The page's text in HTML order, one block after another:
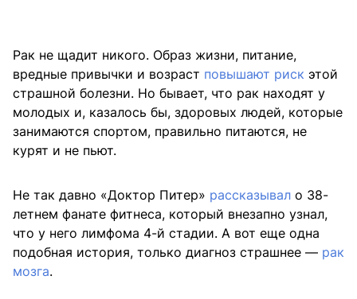
Рак не щадит никого. Образ жизни, питание,
вредные привычки и возраст повышают риск этой
страшной болезни. Но бывает, что рак находят у
молодых и, казалось бы, здоровых людей, которые
занимаются спортом, правильно питаются, не
курят и не пьют.
Не так давно «Доктор Питер» рассказывал о 38-
летнем фанате фитнеса, который внезапно узнал,
что у него лимфома 4-й стадии. А вот еще одна
подобная история, только диагноз страшнее — рак
мозга.